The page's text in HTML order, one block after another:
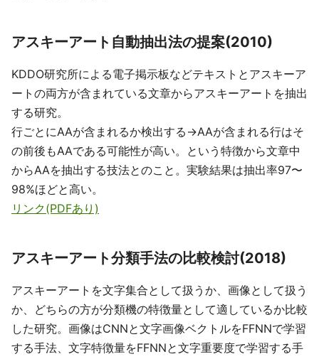
アスキーアート自動抽出法の提案(2010)
KDDO研究所による電子掲示板などテキストとアスキーア
ートの両方が含まれている文章からアスキーアートを抽出
する研究。
行ごとにAAが含まれるか検出する→AAが含まれる行はそ
の前後もAAである可能性が高い。という特徴から文章中
からAAを抽出する技法とのこと。実験結果は抽出率97〜
98%ほどと高い。
リンク(PDFあり)
アスキーアート分類手法の比較検討(2018)
アスキーアートを文字集合として扱うか、画像として扱う
か、どちらの方が分類機の特徴量として適しているか比較
した研究。画像はCNNと文字画像ベクトルをFFNNで学習
する手法、文字特徴量をFFNNと文字重要度で学習する手